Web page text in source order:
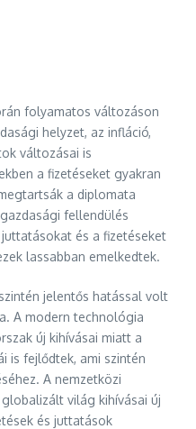
folyamatos változáson
helyzet, az infláció,
változásai is
a fizetéseket gyakran
a diplomata
fellendülés
és a fizetéseket
lassabban emelkedtek.
jelentős hatással volt
A modern technológia
új kihívásai miatt a
is fejlődtek, ami szintén
A nemzetközi
világ kihívásai új
és juttatások